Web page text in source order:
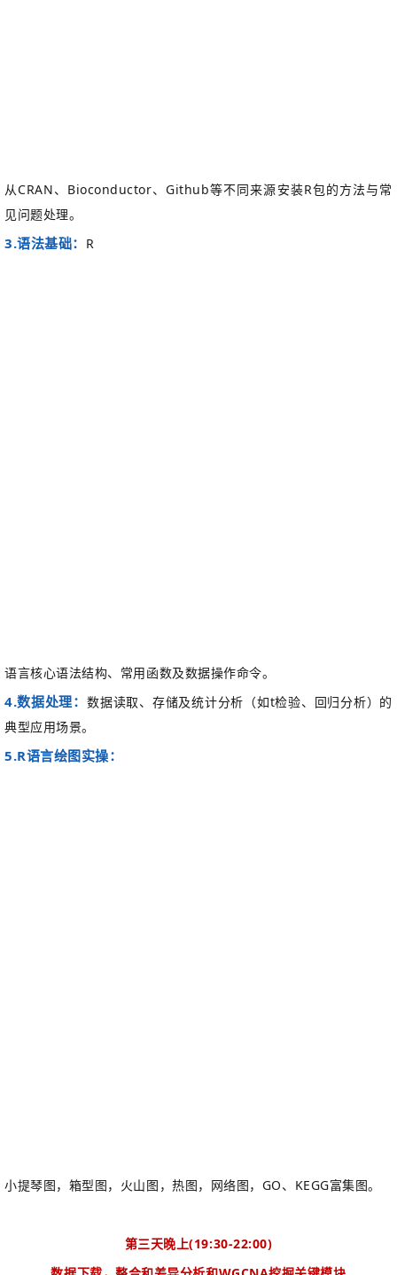
从CRAN、 Bioconductor、 Github等不同来源安装R包的方法与常
见问题处理。
3.语法基础： R
语言核心语法结构、常用函数及数据操作命令。
4.数据处理：数据读取、存储及统计分析（如t检验、回归分析）的
典型应用场景。
5.R语言绘图实操：
小提琴图，箱型图，火山图，热图，网络图， GO、 KEGG富集图。
第三天晚上(19:30-22:00)